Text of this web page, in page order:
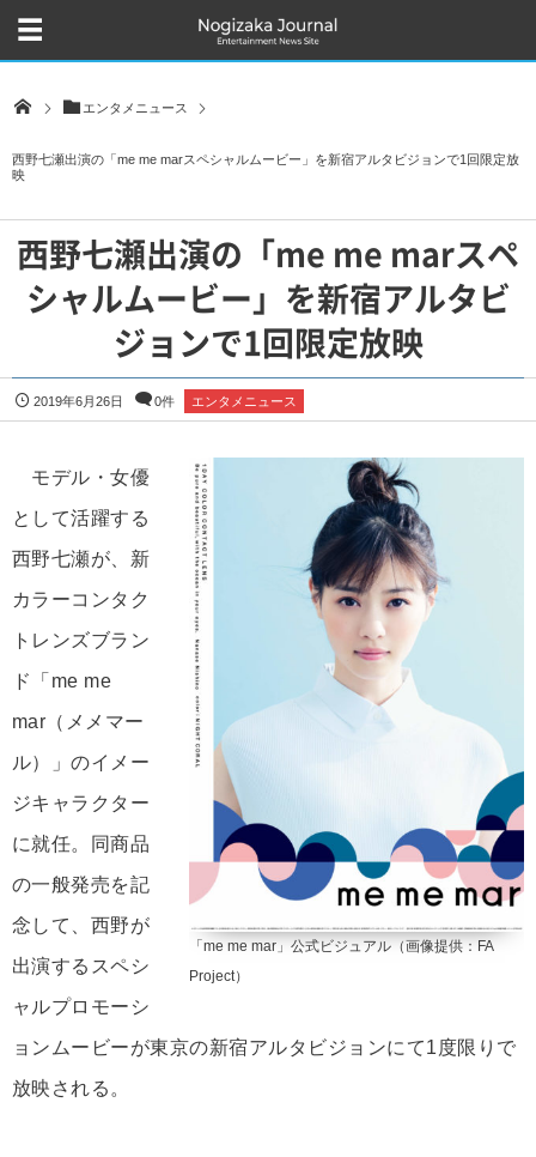
エンタメニュース
西野七瀬出演の「me me marスペシャルムービー」を新宿アルタビジョンで1回限定放
映
西野七瀬出演の「me me marスペ
シャルムービー」を新宿アルタビ
ジョンで1回限定放映
2019年6月26日 0件 エンタメニュース
「me me mar」公式ビジュアル（画像提供：FA
Project）
モデル・女優
として活躍する
西野七瀬が、新
カラーコンタク
トレンズブラン
ド「me me
mar（メメマー
ル）」のイメー
ジキャラクター
に就任。同商品
の一般発売を記
念して、西野が
出演するスペシ
ャルプロモーシ
ョンムービーが東京の新宿アルタビジョンにて1度限りで
放映される。